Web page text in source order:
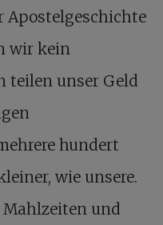
Apostelgeschichte
wir kein
teilen unser Geld
hundert
wie unsere.
und